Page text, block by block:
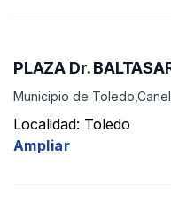
PLAZA Dr.
Municipio de
Localidad: Toledo
Ampliar